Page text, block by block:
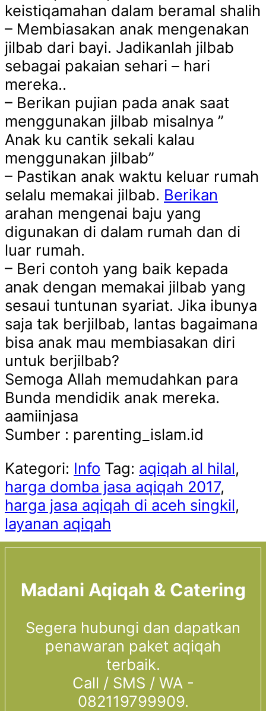
keistiqamahan dalam beramal shalih
– Membiasakan anak mengenakan
jilbab dari bayi. Jadikanlah jilbab
sebagai pakaian sehari – hari
mereka..
– Berikan pujian pada anak saat
menggunakan jilbab misalnya ”
Anak ku cantik sekali kalau
menggunakan jilbab”
– Pastikan anak waktu keluar rumah
selalu memakai jilbab. Berikan
arahan mengenai baju yang
digunakan di dalam rumah dan di
luar rumah.
– Beri contoh yang baik kepada
anak dengan memakai jilbab yang
sesaui tuntunan syariat. Jika ibunya
saja tak berjilbab, lantas bagaimana
bisa anak mau membiasakan diri
untuk berjilbab?
Semoga Allah memudahkan para
Bunda mendidik anak mereka.
aamiinjasa
Sumber : parenting_islam.id
Kategori: Info Tag: aqiqah al hilal,
harga domba jasa aqiqah 2017,
harga jasa aqiqah di aceh singkil,
layanan aqiqah
Madani Aqiqah & Catering
Segera hubungi dan dapatkan
penawaran paket aqiqah
terbaik.
Call / SMS / WA -
082119799909.